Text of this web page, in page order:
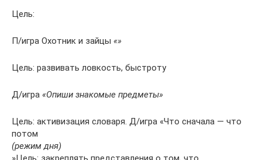
Цель:
П/игра Охотник и зайцы «»
Цель: развивать ловкость, быстроту
Д/игра «Опиши знакомые предметы»
Цель: активизация словаря. Д/игра «Что сначала — что
потом
(режим дня)